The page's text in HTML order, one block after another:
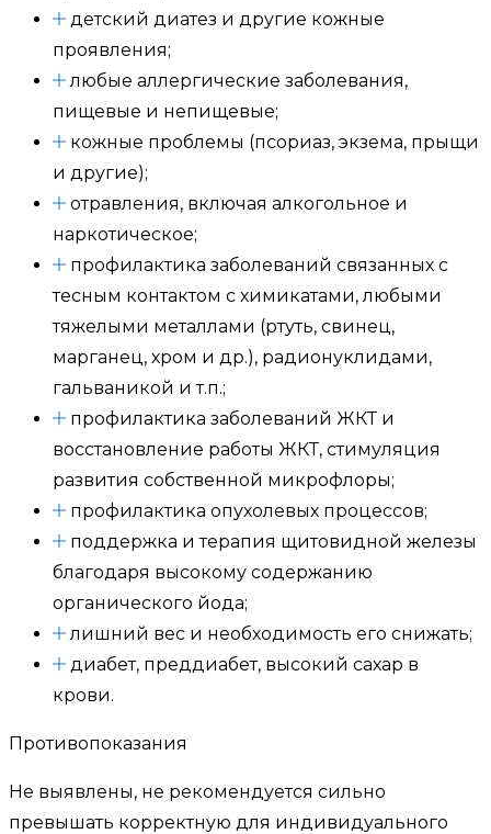
детский диатез и другие кожные
проявления;
любые аллергические заболевания,
пищевые и непищевые;
кожные проблемы (псориаз, экзема, прыщи
и другие);
отравления, включая алкогольное и
наркотическое;
профилактика заболеваний связанных с
тесным контактом с химикатами, любыми
тяжелыми металлами (ртуть, свинец,
марганец, хром и др.), радионуклидами,
гальваникой и т.п.;
профилактика заболеваний ЖКТ и
восстановление работы ЖКТ, стимуляция
развития собственной микрофлоры;
профилактика опухолевых процессов;
поддержка и терапия щитовидной железы
благодаря высокому содержанию
органического йода;
лишний вес и необходимость его снижать;
диабет, преддиабет, высокий сахар в
крови.
Противопоказания
Не выявлены, не рекомендуется сильно
превышать корректную для индивидуального